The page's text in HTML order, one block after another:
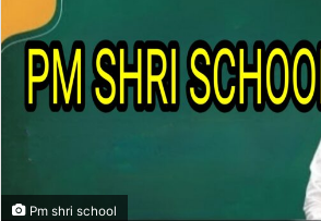
Pm shri school